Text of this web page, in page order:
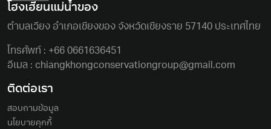
โฮงเฮียนแม่นํ้าของ
ตําบลเวียง อําเภอเชียงของ จังหวัดเชียงราย 57140 ประเทศไทย
โทรศัพท์ : +66 0661636451
อีเมล : chiangkhongconservationgroup@gmail.com
ติดต่อเรา
สอบถามข้อมูล
นโยบายคุกกี้